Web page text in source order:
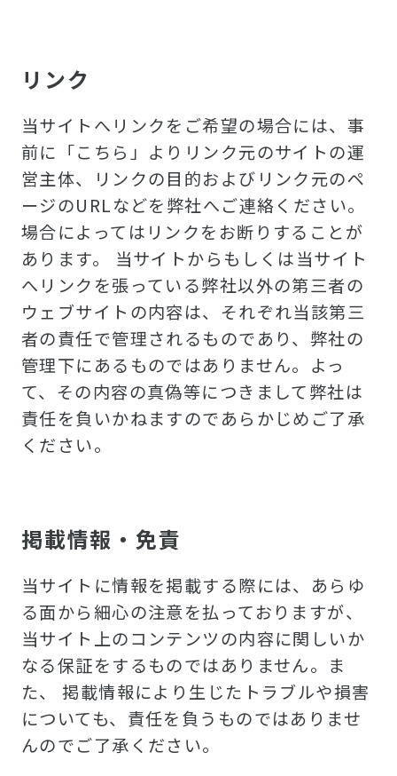
リンク
当サイトへリンクをご希望の場合には、事
前に「こちら」よりリンク元のサイトの運
営主体、リンクの目的およびリンク元のペ
ージのURLなどを弊社へご連絡ください。
場合によってはリンクをお断りすることが
あります。 当サイトからもしくは当サイト
へリンクを張っている弊社以外の第三者の
ウェブサイトの内容は、それぞれ当該第三
者の責任で管理されるものであり、弊社の
管理下にあるものではありません。よっ
て、その内容の真偽等につきまして弊社は
責任を負いかねますのであらかじめご了承
ください。
掲載情報・免責
当サイトに情報を掲載する際には、あらゆ
る面から細心の注意を払っておりますが、
当サイト上のコンテンツの内容に関しいか
なる保証をするものではありません。ま
た、 掲載情報により生じたトラブルや損害
についても、責任を負うものではありませ
んのでご了承ください。